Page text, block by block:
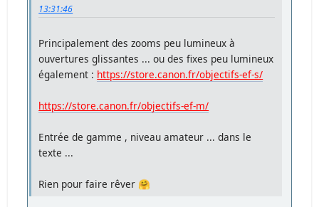
13:31:46
Principalement des zooms peu lumineux à
ouvertures glissantes ... ou des fixes peu lumineux
également : https://store.canon.fr/objectifs-ef-s/
https://store.canon.fr/objectifs-ef-m/
Entrée de gamme , niveau amateur ... dans le
texte ...
Rien pour faire rêver 🤗